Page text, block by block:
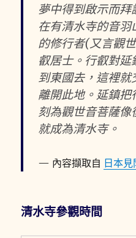
夢中得到啟示而
在有清水寺的音
的修行者(又言觀
叡居士。行叡對
到東國去，這裡
離開此地。延鎮
刻為觀世音菩薩
就成為清水寺。
內容擷取自 日本
清水寺參觀時間